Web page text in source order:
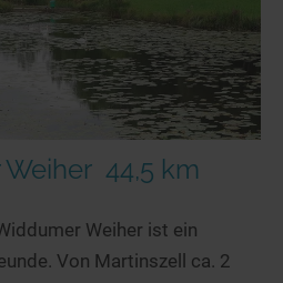
44,5 km
Weiher ist ein
Von Martinszell ca. 2